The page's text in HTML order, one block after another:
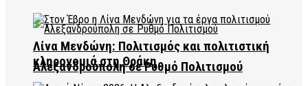
Αλεξανδρούπολη σε Ρυθμό Πολιτισμού
Λίνα Μενδώνη: Πολιτισμός και πολιτιστική
κληρονομιά στη Θράκη